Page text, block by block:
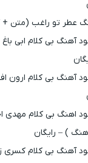
عطر تو راغب (متن +
آهنگ بی کلام ابی
آهنگ بی کلام ارون
اهنگ بی کلام مهدی
) – رایگان
آهنگ بی کلام